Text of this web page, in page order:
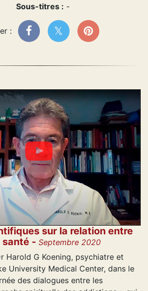
Sous-titres : -
:
sur la relation entre
- Septembre 2020
Harold G Koening, psychiatre et
University Medical Center, dans le
des dialogues entre les